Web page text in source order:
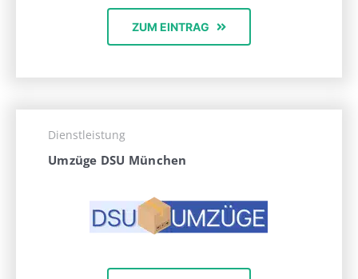
ZUM EINTRAG
Dienstleistung
Umzüge DSU München